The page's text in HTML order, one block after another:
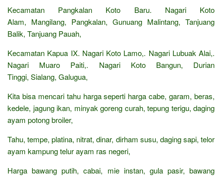
Kecamatan Pangkalan Koto Baru. Nagari Koto
Alam, Mangilang, Pangkalan, Gunuang Malintang, Tanjuang
Balik, Tanjuang Pauah,
Kecamatan Kapua IX. Nagari Koto Lamo,. Nagari Lubuak Alai,.
Nagari Muaro Paiti,. Nagari Koto Bangun, Durian
Tinggi, Sialang, Galugua,
Kita bisa mencari tahu harga seperti harga cabe, garam, beras,
kedele, jagung ikan, minyak goreng curah, tepung terigu, daging
ayam potong broiler,
Tahu, tempe, platina, nitrat, dinar, dirham susu, daging sapi, telor
ayam kampung telur ayam ras negeri,
Harga bawang putih, cabai, mie instan, gula pasir, bawang